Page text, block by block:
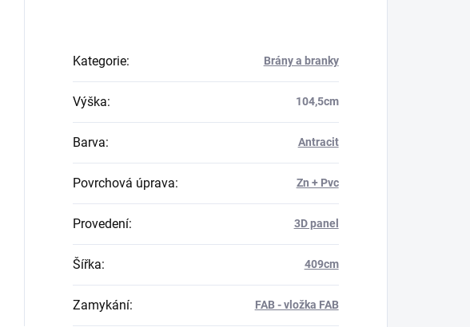
Kategorie: Brány a branky
Výška: 104,5cm
Barva: Antracit
Povrchová úprava: Zn + Pvc
Provedení: 3D panel
Šířka: 409cm
Zamykání: FAB - vložka FAB